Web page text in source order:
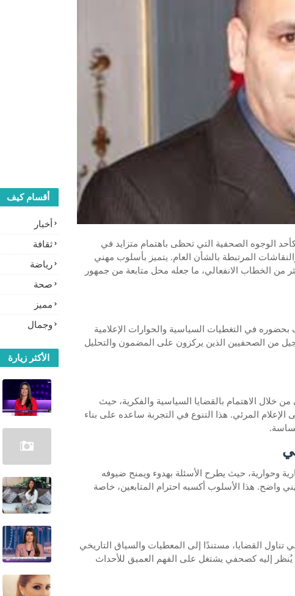
الوجوه الصحفية التي تحظى باهتمام متزايد في
المرتبطة بالشأن العام. يتميز بأسلوب مهني
من الخطاب الانفعالي، ما جعله محل متابعة من جمهور
في التغطيات السياسية والحوارات الإعلامية
جيل من الصحفيين الذين يركزون على المضمون والتحليل
خلال الاهتمام بالقضايا السياسية والفكرية، حيث
المرئي. هذا التنوع في التجربة ساعده على بناء
وحوارية، حيث يطرح الأسئلة بهدوء ويمنح ضيوفه
واضح. هذا الأسلوب أكسبه احترام المتابعين، خاصة
تناول القضايا، مستندًا إلى المعطيات والسياق التاريخي
يُنظر إليه كصحفي يشتغل على الفهم العميق للأحداث
أقسام كيف
أخبار
ثقافة
رياضة
صحة
مميز
وجمال
الأكثر زيارة